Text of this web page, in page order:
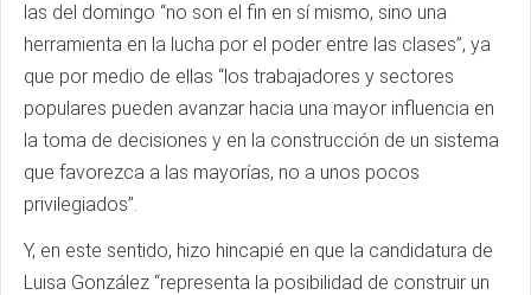
las del domingo “no son el fin en sí mismo, sino una
herramienta en la lucha por el poder entre las clases”, ya
que por medio de ellas “los trabajadores y sectores
populares pueden avanzar hacia una mayor influencia en
la toma de decisiones y en la construcción de un sistema
que favorezca a las mayorías, no a unos pocos
privilegiados”.
Y, en este sentido, hizo hincapié en que la candidatura de
Luisa González “representa la posibilidad de construir un